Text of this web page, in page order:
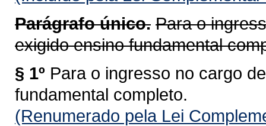
Parágrafo único. Para o
exigido ensino fundamental
§ 1º Para o ingresso no cargo
fundamental completo.
(Renumerado pela Lei